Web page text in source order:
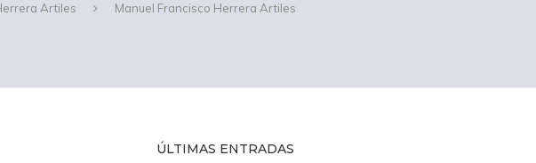
Artiles Manuel Francisco Herrera Artiles
ÚLTIMAS ENTRADAS